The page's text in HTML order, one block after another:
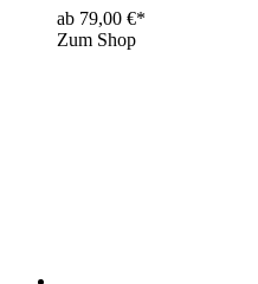
ab 79,00 €*
Zum Shop